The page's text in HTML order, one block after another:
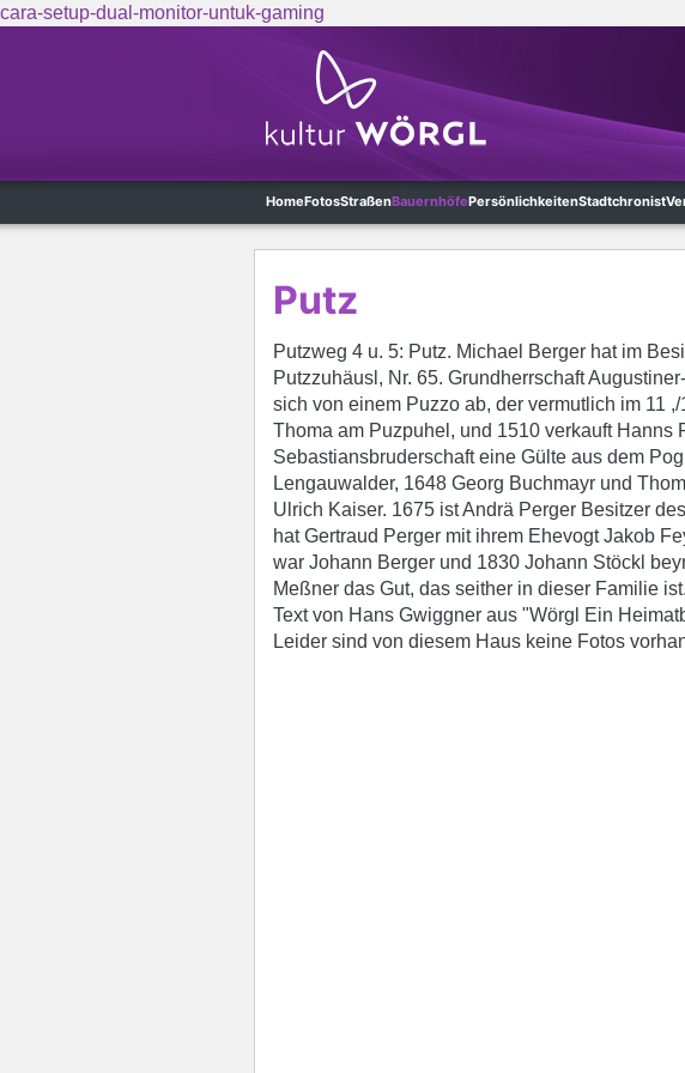
cara-setup-dual-monitor-untuk-gaming
HomeFotosStraßenBauernhöfePersönlichkeitenStadtchronist
Putz
Putzweg 4 u. 5: Putz. Michael Berger hat im
Putzzuhäusl, Nr. 65. Grundherrschaft
sich von einem Puzzo ab, der vermutlich im 11
Thoma am Puzpuhel, und 1510 verkauft Hanns
Sebastiansbruderschaft eine Gülte aus dem
Lengauwalder, 1648 Georg Buchmayr und
Ulrich Kaiser. 1675 ist Andrä Perger Besitzer
hat Gertraud Perger mit ihrem Ehevogt Jakob
war Johann Berger und 1830 Johann Stöckl
Meßner das Gut, das seither in dieser Familie
Text von Hans Gwiggner aus "Wörgl Ein
Leider sind von diesem Haus keine Fotos